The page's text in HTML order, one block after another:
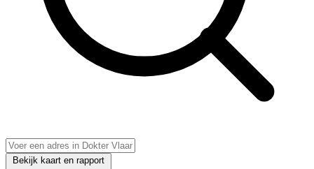
Bekijk kaart en rapport